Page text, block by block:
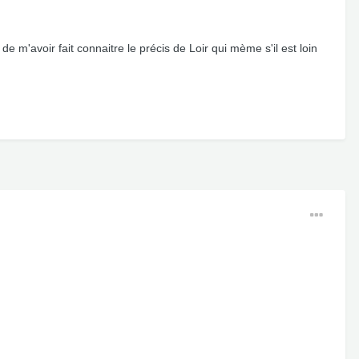
m'avoir fait connaitre le précis de Loir qui mème s'il est loin